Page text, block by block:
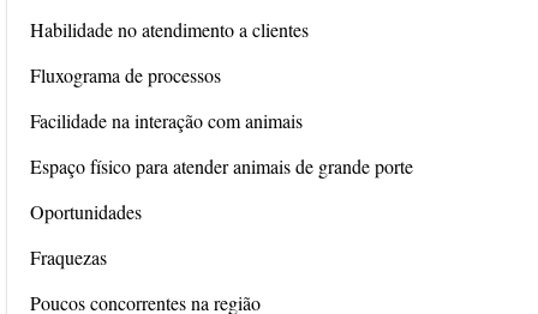
Habilidade no atendimento a clientes
Fluxograma de processos
Facilidade na interação com animais
Espaço físico para atender animais de grande porte
Oportunidades
Fraquezas
Poucos concorrentes na região